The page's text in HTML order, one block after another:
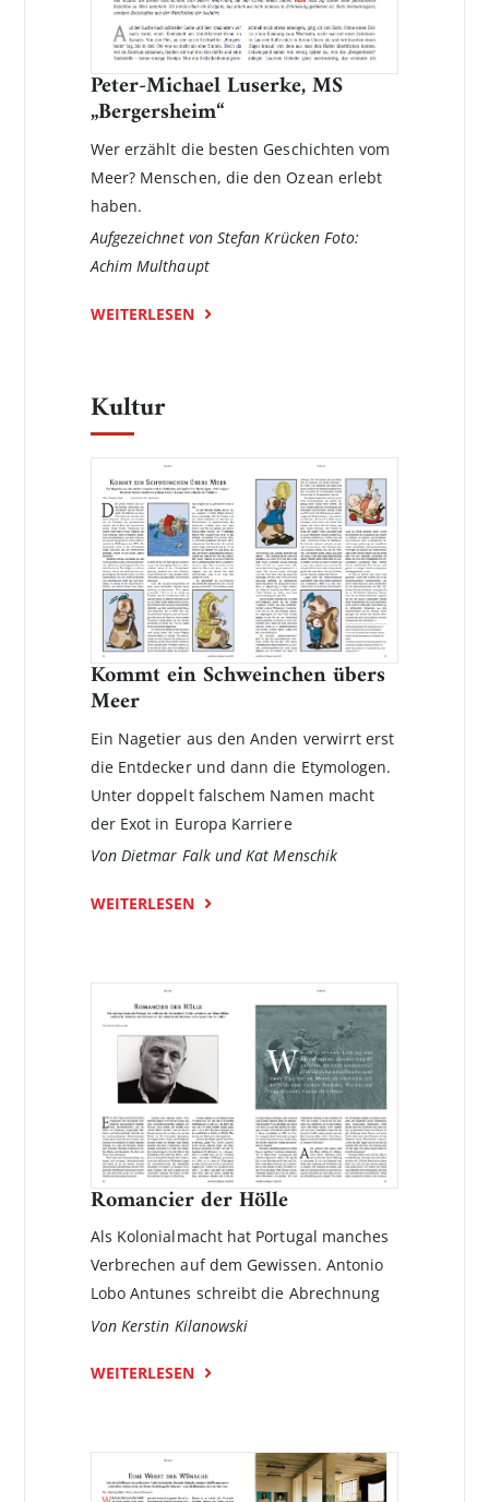
Peter-Michael Luserke, MS
„Bergersheim“
Wer erzählt die besten Geschichten vom
Meer? Menschen, die den Ozean erlebt
haben.
Aufgezeichnet von Stefan Krücken Foto:
Achim Multhaupt
WEITERLESEN
Kultur
Kommt ein Schweinchen übers
Meer
Ein Nagetier aus den Anden verwirrt erst
die Entdecker und dann die Etymologen.
Unter doppelt falschem Namen macht
der Exot in Europa Karriere
Von Dietmar Falk und Kat Menschik
WEITERLESEN
Romancier der Hölle
Als Kolonialmacht hat Portugal manches
Verbrechen auf dem Gewissen. Antonio
Lobo Antunes schreibt die Abrechnung
Von Kerstin Kilanowski
WEITERLESEN